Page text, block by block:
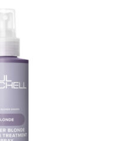
має
кілька
варіантів.
Параметри
можна
вибрати
сторінці
товару